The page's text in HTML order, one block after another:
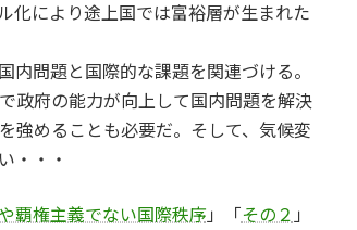
化により途上国では富裕層が生まれた
問題と国際的な課題を関連づける。
政府の能力が向上して国内問題を解決
強めることも必要だ。そして、気候変
・・・
覇権主義でない国際秩序 」「その２ 」